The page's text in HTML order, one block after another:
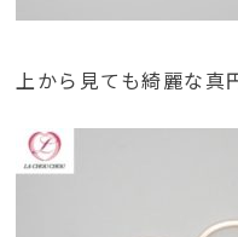
上から見ても綺麗な